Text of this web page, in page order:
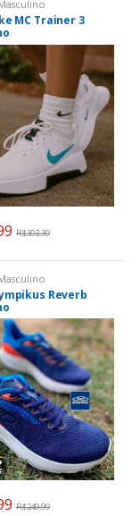
MC Trainer 3
R$303,39
Reverb
R$249,99